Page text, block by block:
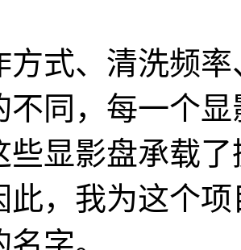
方式、清洗频
不同，每一个
些显影盘承载
此，我为这个